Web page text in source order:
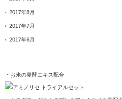
2017年8月
2017年7月
2017年6月
・お米の発酵エキス配合
アミノリセ トライアルセット